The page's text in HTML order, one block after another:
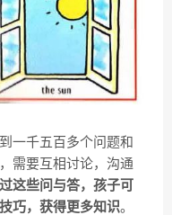
一千五百多个问题和
需要互相讨论，沟通
这些问与答，孩子可
巧，获得更多知识。